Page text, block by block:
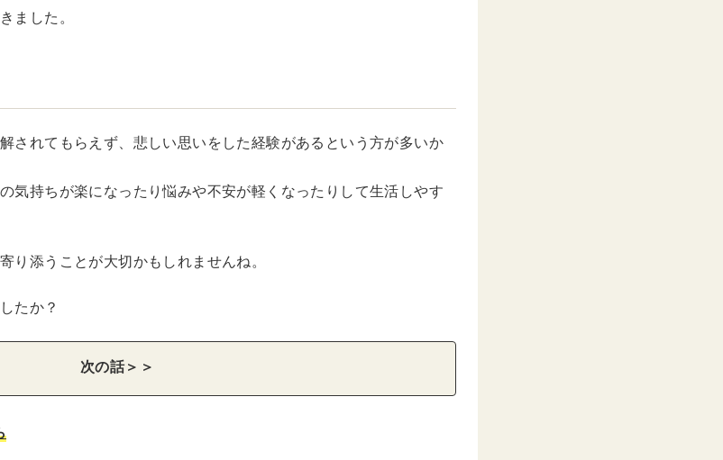
ました。
されてもらえず、悲しい思いをした経験があるという方が多いか
気持ちが楽になったり悩みや不安が軽くなったりして生活しやす
り添うことが大切かもしれませんね。
たか？
次の話＞＞